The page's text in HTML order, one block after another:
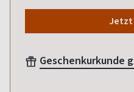
Jetzt
Geschenkurkunde